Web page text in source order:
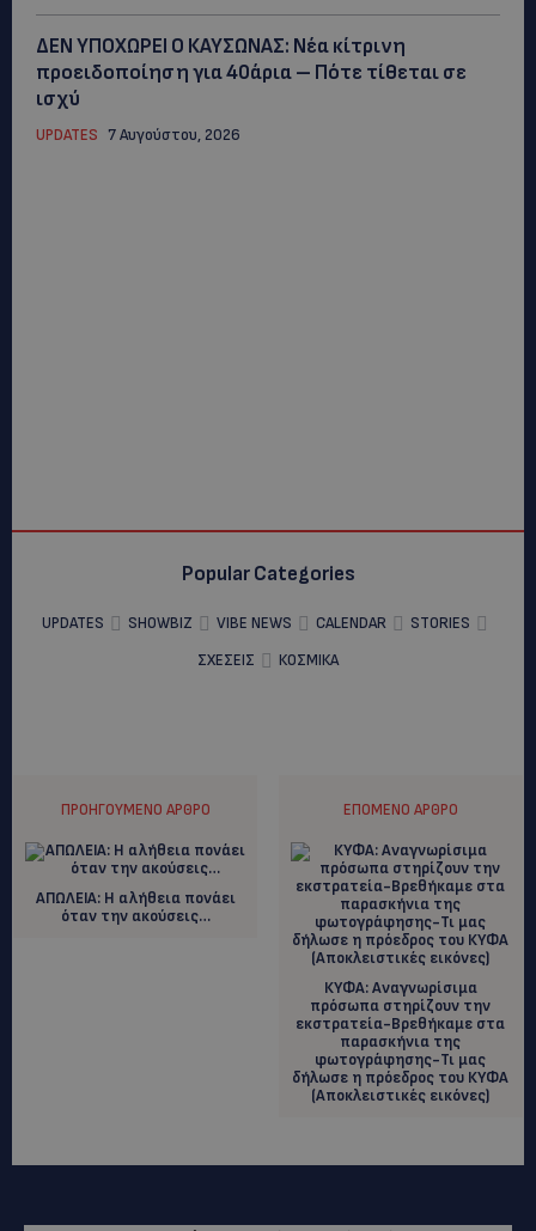
ΔΕΝ ΥΠΟΧΩΡΕΙ Ο ΚΑΥΣΩΝΑΣ: Νέα κίτρινη
προειδοποίηση για 40άρια – Πότε τίθεται σε
ισχύ
UPDATES 7 Αυγούστου, 2026
Popular Categories
UPDATES SHOWBIZ VIBE NEWS CALENDAR
STORIES
ΣΧΕΣΕΙΣ
ΚΟΣΜΙΚΑ
ΠΡΟΗΓΟΎΜΕΝΟ ΆΡΘΡΟ
ΑΠΩΛΕΙΑ: H αλήθεια πονάει
όταν την ακούσεις…
ΕΠΌΜΕΝΟ ΆΡΘΡΟ
ΚΥΦΑ: Αναγνωρίσιμα
πρόσωπα στηρίζουν την
εκστρατεία-Βρεθήκαμε στα
παρασκήνια της
φωτογράφησης-Τι μας
δήλωσε η πρόεδρος του ΚΥΦΑ
(Αποκλειστικές εικόνες)